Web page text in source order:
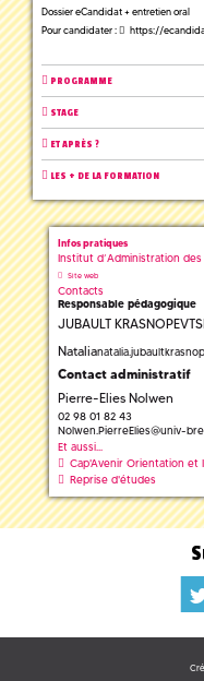
Dossier eCandidat + entretien oral
Pour candidater :
https://
PROGRAMME
STAGE
ET APRÈS ?
LES + DE LA FORMATION
Infos pratiques
Institut d’Administration
Site web
Contacts
Responsable pédagogique
JUBAULT
Natalia
Contact administratif
Pierre-Elies Nolwen
02 98 01 82 43
Nolwen.PierreElies@univ-
Et aussi...
Cap'Avenir Orientation
Reprise d'études